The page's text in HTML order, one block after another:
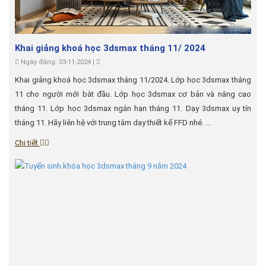
Khai giảng khoá học 3dsmax tháng 11/ 2024
Ngày đăng: 03-11-2024 |
Khai giảng khoá học 3dsmax tháng 11/2024. Lớp học 3dsmax tháng
11 cho người mới bắt đầu. Lớp học 3dsmax cơ bản và nâng cao
tháng 11. Lớp học 3dsmax ngắn hạn tháng 11. Dạy 3dsmax uy tín
tháng 11. Hãy liên hệ với trung tâm dạy thiết kế FFD nhé. ...
Chi tiết